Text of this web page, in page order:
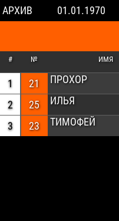
АРХИВ 01.01.1970
# № ИМЯ
1 21 ПРОХОР
2
25 ИЛЬЯ
3
23 ТИМОФЕЙ